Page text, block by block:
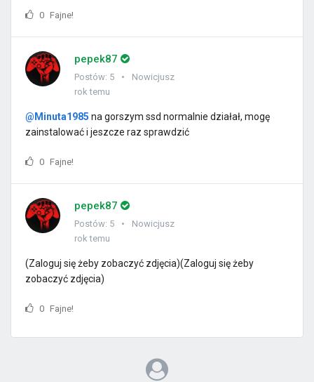
0 Fajne!
pepek87
Postów: 5
Nowicjusz
rok temu
@Minuta1985 na gorszym ssd normalnie działał, mogę
zainstalować i jeszcze raz sprawdzić
0 Fajne!
pepek87
Postów: 5
Nowicjusz
rok temu
(Zaloguj się żeby zobaczyć zdjęcia)(Zaloguj się żeby
zobaczyć zdjęcia)
0 Fajne!